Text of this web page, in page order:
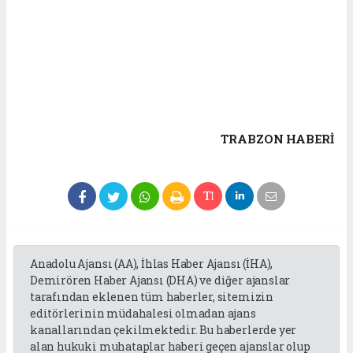
TRABZON HABERİ
Anadolu Ajansı (AA), İhlas Haber Ajansı (İHA),
Demirören Haber Ajansı (DHA) ve diğer ajanslar
tarafından eklenen tüm haberler, sitemizin
editörlerinin müdahalesi olmadan ajans
kanallarından çekilmektedir. Bu haberlerde yer
alan hukuki muhataplar haberi geçen ajanslar olup